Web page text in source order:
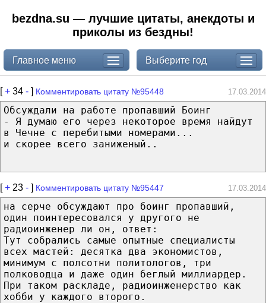
bezdna.su — лучшие цитаты, анекдоты и
приколы из бездны!
Главное меню Выберите год
[+ 34 - ] Комментировать цитату №95448 17.03.2014
Обсуждали на работе пропавший Боинг
- Я думаю его через некоторое время найдут
в Чечне с перебитыми номерами...
и скорее всего заниженый..
[+ 23 - ] Комментировать цитату №95447 17.03.2014
на серче обсуждают про боинг пропавший,
один поинтересовался у другого не
радиоинженер ли он, ответ:
Тут собрались самые опытные специалисты
всех мастей: десятка два экономистов,
минимум с полсотни политологов, три
полководца и даже один беглый миллиардер.
При таком раскладе, радиоинженерство как
хобби у каждого второго.